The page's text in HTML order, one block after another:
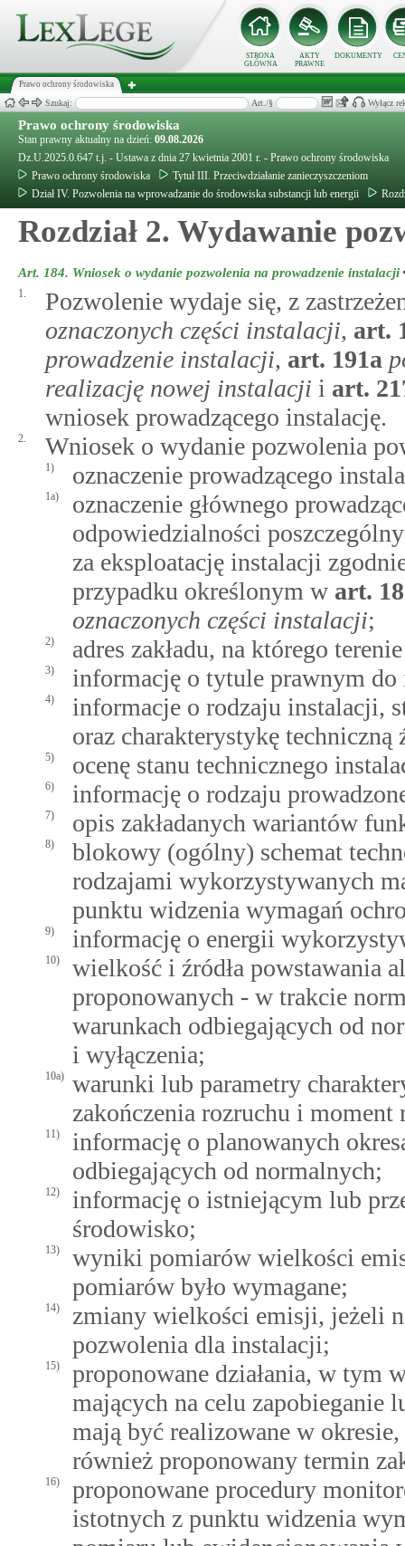
STRONA
GŁÓWNA
AKTY
PRAWNE
DOKUMENTY
Prawo ochrony środowiska
Szukaj: Art./§ Wyłącz
Prawo ochrony środowiska
Stan prawny aktualny na dzień: 09.08.2026
Dz.U.2025.0.647 t.j. - Ustawa z dnia 27 kwietnia 2001 r. - Prawo ochrony środowiska
Prawo ochrony środowiska
Tytuł III. Przeciwdziałanie zanieczyszczeniom
Dział IV. Pozwolenia na wprowadzanie do środowiska substancji lub energii
Rozdział 2. Wydawanie
Art. 184. Wniosek o wydanie pozwolenia na prowadzenie instalacji
1.
Pozwolenie wydaje się, z
oznaczonych części instalacji, art.
prowadzenie instalacji, art. 191a
realizację nowej instalacji i art.
wniosek prowadzącego instalację.
2. Wniosek o wydanie pozwolenia
1) oznaczenie prowadzącego
1a)
oznaczenie głównego
odpowiedzialności
za eksploatację instalacji
przypadku określonym w art.
oznaczonych części instalacji;
2) adres zakładu, na którego
3) informację o tytule prawnym
4)
informacje o rodzaju instalacji,
oraz charakterystykę
5) ocenę stanu technicznego
6) informację o rodzaju
7) opis zakładanych wariantów
8)
blokowy (ogólny) schemat
rodzajami wykorzystywanych
punktu widzenia wymagań
9) informację o energii
10)
wielkość i źródła powstawania
proponowanych - w trakcie
warunkach odbiegających od
i wyłączenia;
10a)
warunki lub parametry
zakończenia rozruchu i moment
11)
informację o planowanych
odbiegających od normalnych;
12)
informację o istniejącym lub
środowisko;
13)
wyniki pomiarów wielkości
pomiarów było wymagane;
14)
zmiany wielkości emisji, jeżeli
pozwolenia dla instalacji;
15)
proponowane działania, w tym
mających na celu zapobieganie
mają być realizowane w
również proponowany termin
16)
proponowane procedury
istotnych z punktu widzenia